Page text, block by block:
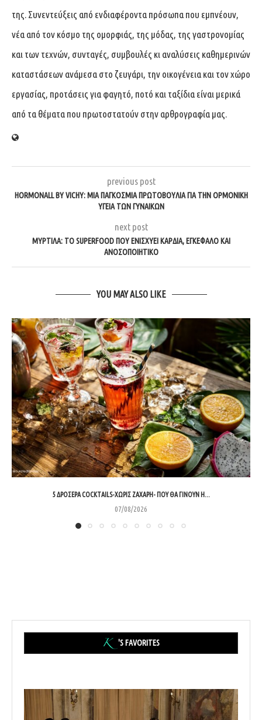
της. Συνεντεύξεις από ενδιαφέροντα πρόσωπα που εμπνέουν,
νέα από τον κόσμο της ομορφιάς, της μόδας, της γαστρονομίας
και των τεχνών, συνταγές, συμβουλές κι αναλύσεις καθημερινών
καταστάσεων ανάμεσα στο ζευγάρι, την οικογένεια και τον χώρο
εργασίας, προτάσεις για φαγητό, ποτό και ταξίδια είναι μερικά
από τα θέματα που πρωτοστατούν στην αρθρογραφία μας.
previous post
HORMONALL BY VICHY: ΜΙΑ ΠΑΓΚΌΣΜΙΑ ΠΡΩΤΟΒΟΥΛΊΑ ΓΙΑ ΤΗΝ ΟΡΜΟΝΙΚΉ
ΥΓΕΊΑ ΤΩΝ ΓΥΝΑΙΚΏΝ
next post
ΜΎΡΤΙΛΑ: ΤΟ SUPERFOOD ΠΟΥ ΕΝΙΣΧΎΕΙ ΚΑΡΔΙΆ, ΕΓΚΈΦΑΛΟ ΚΑΙ
ΑΝΟΣΟΠΟΙΗΤΙΚΌ
YOU MAY ALSO LIKE
5 ΔΡΟΣΕΡΆ COCKTAILS-ΧΩΡΊΣ ΖΆΧΑΡΗ- ΠΟΥ ΘΑ ΓΊΝΟΥΝ Η...
07/08/2026
'S FAVORITES